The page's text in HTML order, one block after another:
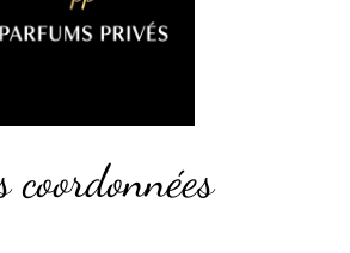
coordonnées